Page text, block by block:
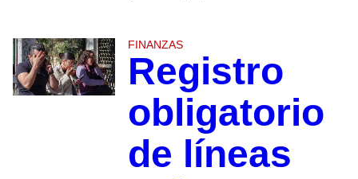
FINANZAS
Registro
obligatorio
de líneas